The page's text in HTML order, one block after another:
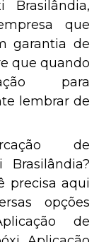
Brasilândia,
que
garantia de
que quando
para
lembrar de
de
precisa aqui
opções
de